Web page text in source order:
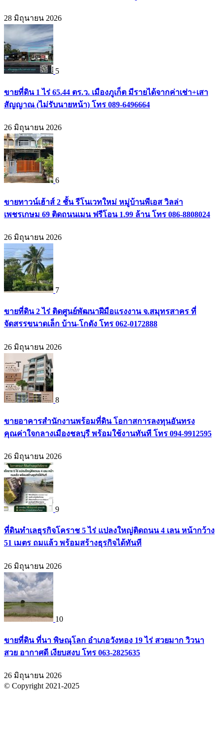
28 มิถุนายน 2026
5
ขายที่ดิน 1 ไร่ 65.44 ตร.ว. เมืองภูเก็ต มีรายได้จากค่าเช่า+เสา
สัญญาณ (ไม่รับนายหน้า) โทร 089-6496664
26 มิถุนายน 2026
6
ขายทาวน์เฮ้าส์ 2 ชั้น รีโนเวทใหม่ หมู่บ้านพีเอส วิลล่า
เพชรเกษม 69 ติดถนนเมน ฟรีโอน 1.99 ล้าน โทร 086-8808024
26 มิถุนายน 2026
7
ขายที่ดิน 2 ไร่ ติดศูนย์พัฒนาฝีมือแรงงาน จ.สมุทรสาคร ที่
จัดสรรขนาดเล็ก บ้าน-โกดัง โทร 062-0172888
26 มิถุนายน 2026
8
ขายอาคารสำนักงานพร้อมที่ดิน โอกาสการลงทุนอันทรง
คุณค่าใจกลางเมืองชลบุรี พร้อมใช้งานทันที โทร 094-9912595
26 มิถุนายน 2026
9
ที่ดินทำเลธุรกิจโคราช 5 ไร่ แปลงใหญ่ติดถนน 4 เลน หน้ากว้าง
51 เมตร ถมแล้ว พร้อมสร้างธุรกิจได้ทันที
26 มิถุนายน 2026
10
ขายที่ดิน ที่นา พิษณุโลก อำเภอวังทอง 19 ไร่ สวยมาก วิวนา
สวย อากาศดี เงียบสงบ โทร 063-2825635
26 มิถุนายน 2026
© Copyright 2021-2025